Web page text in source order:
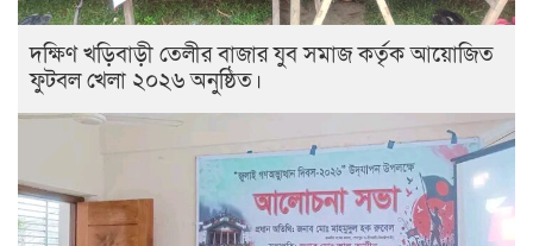
দক্ষিণ খড়িবাড়ী তেলীর বাজার যুব সমাজ কর্তৃক আয়োজিত
ফুটবল খেলা ২০২৬ অনুষ্ঠিত।